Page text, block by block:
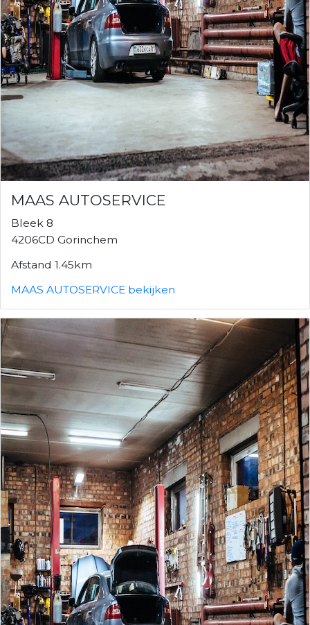
MAAS AUTOSERVICE
Bleek 8
4206CD Gorinchem
Afstand 1.45km
MAAS AUTOSERVICE bekijken